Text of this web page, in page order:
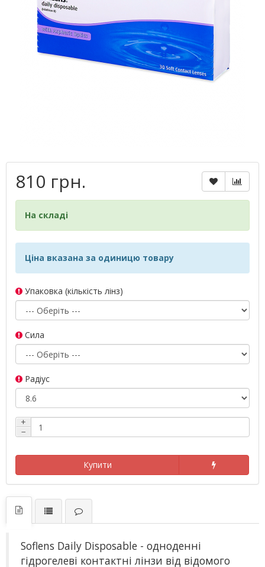
810 грн.
На складі
Ціна вказана за одиницю товару
Упаковка (кількість лінз)
Сила
Радіус
+
−
Купити
Soflens Daily Disposable - одноденні
гідрогелеві контактні лінзи від відомого